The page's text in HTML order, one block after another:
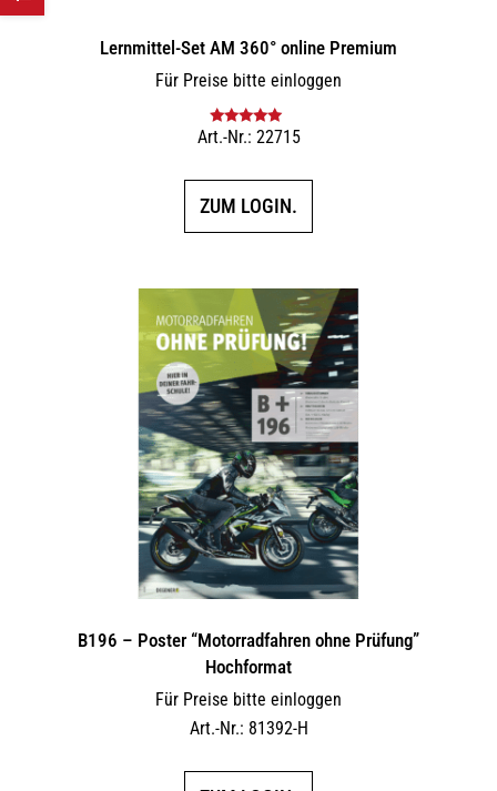
Lernmittel-Set AM 360° online Premium
Für Preise bitte einloggen
Bewertet mit
Art.-Nr.: 22715
ZUM LOGIN.
B196 – Poster “Motorradfahren ohne Prüfung”
Hochformat
Für Preise bitte einloggen
Art.-Nr.: 81392-H